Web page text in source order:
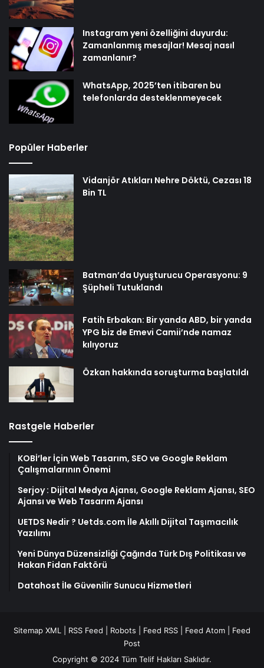
Instagram yeni özelliğini duyurdu:
Zamanlanmış mesajlar! Mesaj nasıl
zamanlanır?
WhatsApp, 2025’ten itibaren bu
telefonlarda desteklenmeyecek
Popüler Haberler
Vidanjör Atıkları Nehre Döktü, Cezası 18
Bin TL
Batman’da Uyuşturucu Operasyonu: 9
Şüpheli Tutuklandı
Fatih Erbakan: Bir yanda ABD, bir yanda
YPG biz de Emevi Camii’nde namaz
kılıyoruz
Özkan hakkında soruşturma başlatıldı
Rastgele Haberler
KOBİ’ler İçin Web Tasarım, SEO ve Google Reklam
Çalışmalarının Önemi
Serjoy : Dijital Medya Ajansı, Google Reklam Ajansı, SEO
Ajansı ve Web Tasarım Ajansı
UETDS Nedir ? Uetds.com İle Akıllı Dijital Taşımacılık
Yazılımı
Yeni Dünya Düzensizliği Çağında Türk Dış Politikası ve
Hakan Fidan Faktörü
Datahost İle Güvenilir Sunucu Hizmetleri
Sitemap XML RSS Feed Robots Feed RSS Feed Atom
Feed
Post
Copyright © 2024 Tüm Telif Hakları Saklıdır.